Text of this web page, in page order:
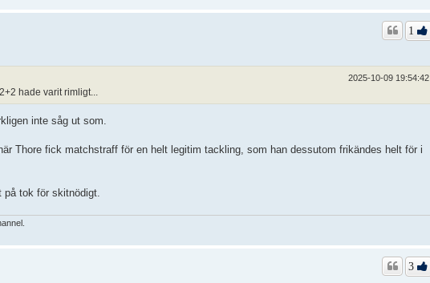
1
2025-10-09 19:54:42
hade varit rimligt...
inte såg ut som.
Thore fick matchstraff för en helt legitim tackling, som han dessutom frikändes helt för i
på tok för skitnödigt.
3